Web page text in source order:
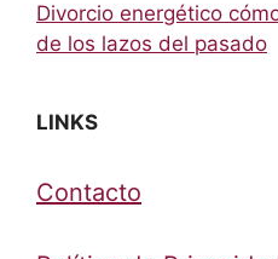
Divorcio energético
de los lazos del pasado
LINKS
Contacto